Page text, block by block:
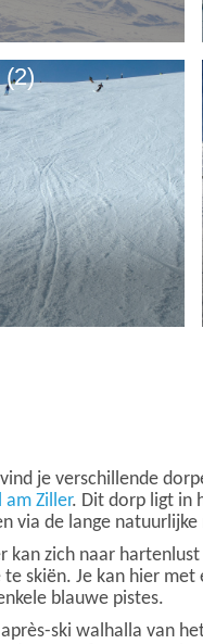
(2)
je verschillende
am Ziller. Dit dorp ligt in
via de lange
kan zich naar
skiën. Je kan hier
blauwe pistes.
ski walhalla van